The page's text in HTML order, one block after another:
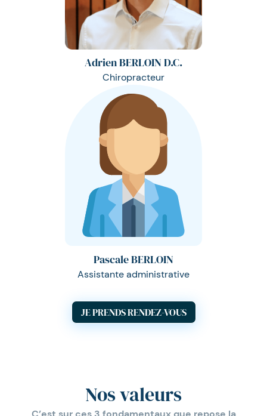
Adrien BERLOIN D.C.
Chiropracteur
Pascale BERLOIN
Assistante administrative
JE PRENDS RENDEZ-VOUS
Nos valeurs